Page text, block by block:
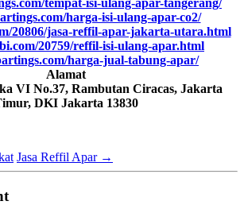
harga-isi-ulang-apar-co2/
20806/jasa-reffil-apar-jakarta-utara.html
20759/reffil-isi-ulang-apar.html
harga-jual-tabung-apar/
Alamat
VI No.37, Rambutan Ciracas, Jakarta
DKI Jakarta 13830
Jasa Reffil Apar →